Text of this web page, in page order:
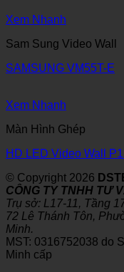
Xem Nhanh
Sam Sung Video Wall
SAMSUNG VM55T-E
Xem Nhanh
Màn Hình Ghép
HD LED Video Wall
© Copyright 2026
CÔNG TY TNHH TƯ
Trụ sở: L17-11, Tầng
72 Lê Thánh Tôn,
Minh.
MST: 0316752038 do
Minh cấp